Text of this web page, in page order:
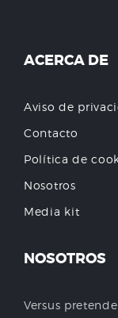
ACERCA DE
Aviso de
Contacto
Política de
Nosotros
Media kit
NOSOTROS
Versus